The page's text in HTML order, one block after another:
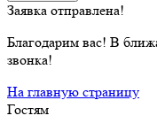
Заявка отправлена!
Благодарим вас! В
звонка!
На главную страницу
Гостям